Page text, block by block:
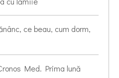
ce beau, cum dorm,
Med. Prima lună